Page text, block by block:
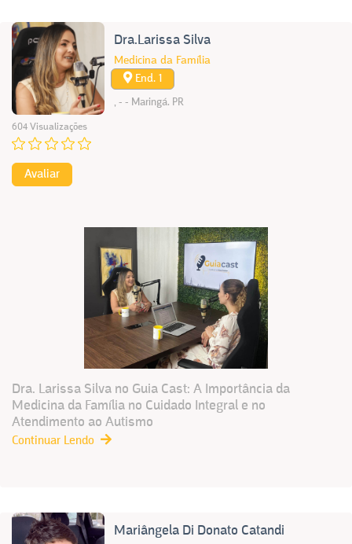
604 Visualizações
Avaliar
Dra.Larissa Silva
Medicina da Família
End. 1
, - - Maringá. PR
Dra. Larissa Silva no Guia Cast: A Importância da
Medicina da Família no Cuidado Integral e no
Atendimento ao Autismo
Continuar Lendo
Mariângela Di Donato Catandi